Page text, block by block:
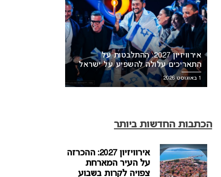
אירוויזיון 2027: ההתלבטות על
התאריכים עלולה להשפיע על ישראל
1 באוגוסט 2026
הכתבות החדשות ביותר
אירוויזיון 2027: ההכרזה
על העיר המארחת
צפויה לקרות בשבוע